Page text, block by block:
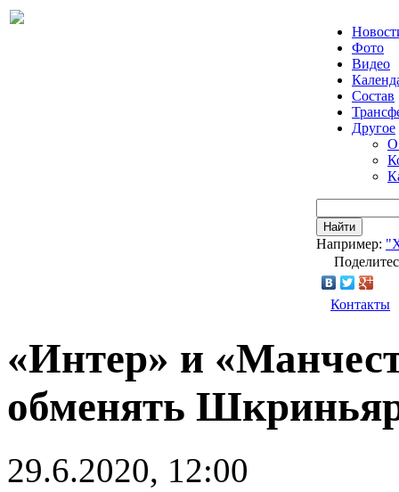
Фото
Видео
Состав
Другое
О
Найти
Например:
Контакты
«Интер» и
обменять
29.6.2020, 12:00